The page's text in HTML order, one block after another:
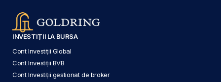
INVESTIȚII LA BURSA
Cont Investiții Global
Cont Investiții BVB
Cont Investiții gestionat de broker